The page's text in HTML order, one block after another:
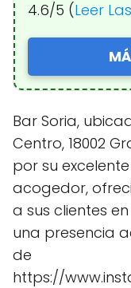
4.6/5 (Leer
Bar Soria,
Centro, 18002
por su
acogedor,
a sus clientes
una presencia
de
https://